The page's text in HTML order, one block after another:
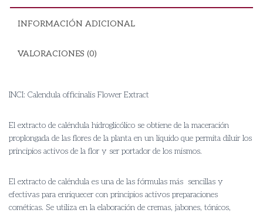
INFORMACIÓN ADICIONAL
VALORACIONES (0)
INCI: Calendula officinalis Flower Extract
El extracto de caléndula hidroglicólico se obtiene de la maceración
proplongada de las flores de la planta en un liquido que permita diluir los
principios activos de la flor y ser portador de los mismos.
El extracto de caléndula es una de las fórmulas más sencillas y
efectivas para enriquecer con principios activos preparaciones
cométicas. Se utiliza en la elaboración de cremas, jabones, tónicos,